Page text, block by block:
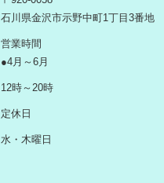
石川県金沢市示野中町1丁目3番地
営業時間
●4月～6月
12時～20時
定休日
水・木曜日